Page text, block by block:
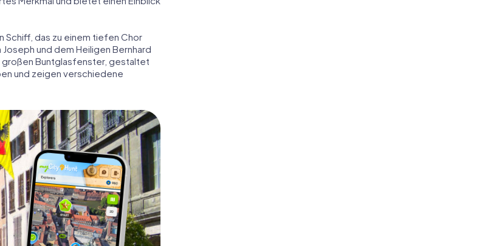
Schiff, das zu einem tiefen Chor
und dem Heiligen Bernhard
Buntglasfenster, gestaltet
und zeigen verschiedene